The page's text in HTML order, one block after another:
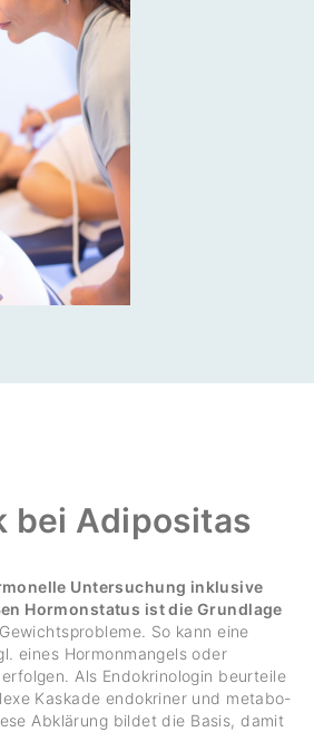
bei Adipo­sitas
Untersuchung inklusive
Hormonstatus ist die Grundlage
So kann eine
eines Hormon­man­gels oder
Als Endo­kri­no­login beur­teile
Kaskade endo­kriner und meta­bo­
Abklä­rung bildet die Basis, damit